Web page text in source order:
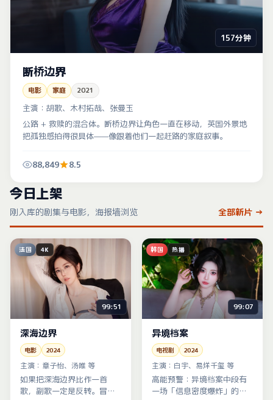
157分钟
断桥边界
电影 家庭 2021
主演： 胡歌、木村拓哉、张曼玉
公路 + 救赎的混合体。断桥边界让角色一直在移动，英国外景地
把孤独感拍得很具体——像跟着他们一起赶路的家庭叙事。
88,849 8.5
今日上架
刚入库的剧集与电影，海报墙浏览 全部新片 →
法国 4K
99:51
深海边界
电影 2024
主演： 章子怡、汤唯 等
如果把深海边界比作一首
歌，副歌一定是反转。冒险
韩国 热播
99:07
异境档案
电视剧 2024
主演： 白宇、易烊千玺 等
高能预警：异境档案中段有
一场「信息密度爆炸」的对